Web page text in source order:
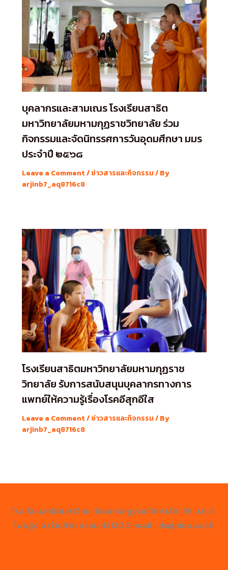
บุคลากรและสามเณร โรงเรียนสาธิต
มหาวิทยาลัยมหามกุฏราชวิทยาลัย ร่วม
กิจกรรมและจัดนิทรรศการวันอุดมศึกษา มมร
ประจำปี ๒๕๖๘
Leave a Comment/ข่าวสารและกิจกรรม/ By
arjinb7_aq8716c8
โรงเรียนสาธิตมหาวิทยาลัยมหามกุฏราช
วิทยาลัย รับการสนับสนุนบุคลากรทางการ
แพทย์ให้ความรู้เรื่องโรคอีสุกอีใส
Leave a Comment/ข่าวสารและกิจกรรม/ By
arjinb7_aq8716c8
โรงเรียนสาธิตมหาวิทยาลัยมหามกุฏราชวิทยาลัย 159 ม.6 ต.
โพนสูง อ.ด่านซ้าย จ.เลย 42120 E-mail : ds@mbu.ac.th